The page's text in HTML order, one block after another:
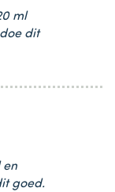
ml
dit
en
goed.